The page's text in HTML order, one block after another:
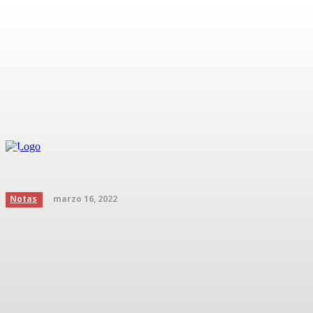
Curiosidades sobre los
Notas marzo 16, 2022